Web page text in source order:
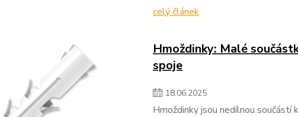
celý článek
Hmoždinky: Malé
spoje
18.06.2025
Hmoždinky jsou nedílnou součástí